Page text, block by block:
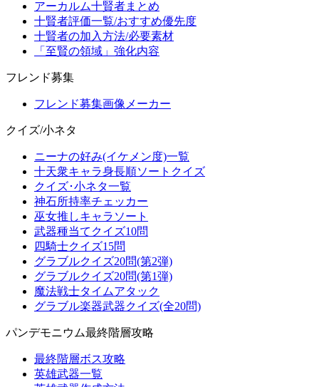
アーカルム十賢者まとめ
十賢者評価一覧/おすすめ優先度
十賢者の加入方法/必要素材
「至賢の領域」強化内容
フレンド募集
フレンド募集画像メーカー
クイズ/小ネタ
ニーナの好み(イケメン度)一覧
十天衆キャラ身長順ソートクイズ
クイズ･小ネタ一覧
神石所持率チェッカー
巫女推しキャラソート
武器種当てクイズ10問
四騎士クイズ15問
グラブルクイズ20問(第2弾)
グラブルクイズ20問(第1弾)
魔法戦士タイムアタック
グラブル楽器武器クイズ(全20問)
パンデモニウム最終階層攻略
最終階層ボス攻略
英雄武器一覧